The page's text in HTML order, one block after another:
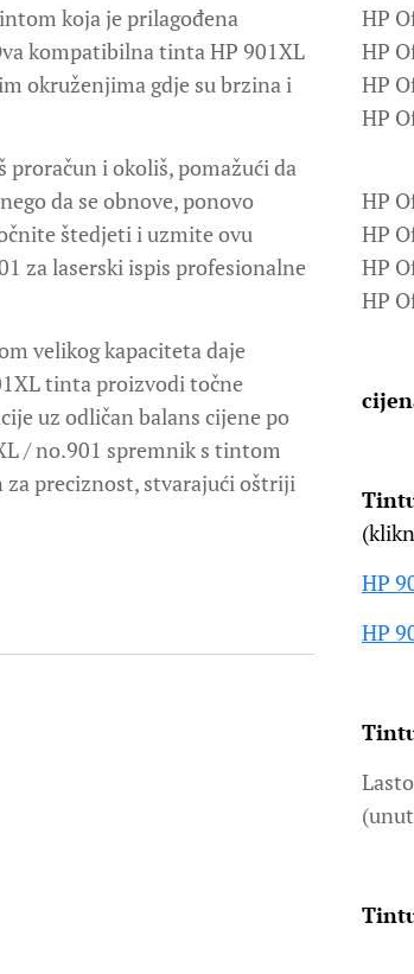
koja je prilagođena
kompatibilna tinta HP 901XL
okruženjima gdje su brzina i
i okoliš, pomažući da
da se obnove, ponovo
štedjeti i uzmite ovu
za laserski ispis profesionalne
velikog kapaciteta daje
tinta proizvodi točne
uz odličan balans cijene po
/ no.901 spremnik s tintom
preciznost, stvarajući oštriji
HP
HP
HP
HP
HP
HP
HP
HP
HP
HP